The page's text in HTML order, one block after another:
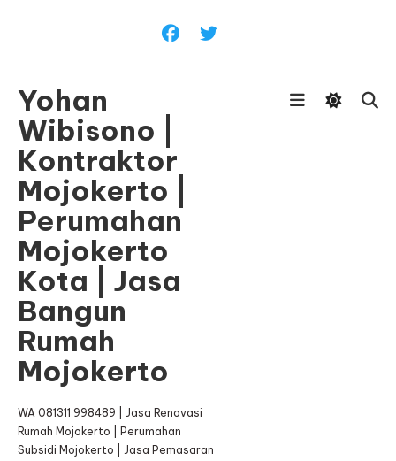
Yohan
Wibisono |
Kontraktor
Mojokerto |
Perumahan
Mojokerto
Kota | Jasa
Bangun
Rumah
Mojokerto
WA 081311 998489 | Jasa Renovasi
Rumah Mojokerto | Perumahan
Subsidi Mojokerto | Jasa Pemasaran